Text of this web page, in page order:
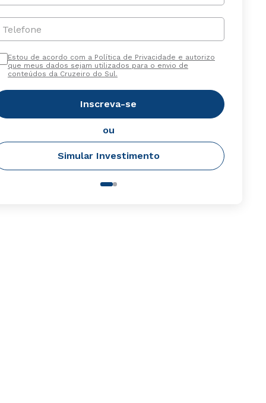
Telefone
Estou de acordo com a Política de Privacidade e autorizo
que meus dados sejam utilizados para o envio de
conteúdos da Cruzeiro do Sul.
Inscreva-se
ou
Simular Investimento